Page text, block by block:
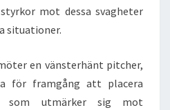
mot dessa svagheter
situationer.
en vänsterhänt pitcher,
för framgång att placera
som utmärker sig mot